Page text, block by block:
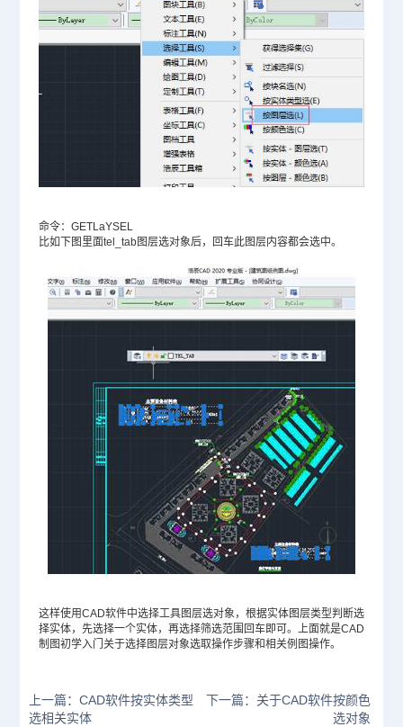
命令：GETLaYSEL
比如下图里面tel_tab图层选对象后，回车此图层内容都会选中。
这样使用CAD软件中选择工具图层选对象，根据实体图层类型判断选
择实体，先选择一个实体，再选择筛选范围回车即可。上面就是CAD
制图初学入门关于选择图层对象选取操作步骤和相关例图操作。
上一篇：CAD软件按实体类型
选相关实体
下一篇：关于CAD软件按颜色
选对象